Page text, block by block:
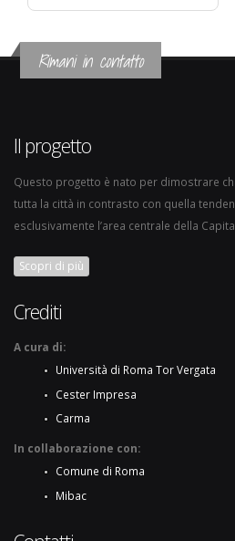
Rimani in contatto
Il progetto
Questo progetto è nato per dimostrare
tutta la città in contrasto con quella
esclusivamente l’area centrale della
Scopri di più
Crediti
A cura di:
Università di Roma Tor Vergata
Cester Impresa
Carma
In collaborazione con:
Comune di Roma
Mibac